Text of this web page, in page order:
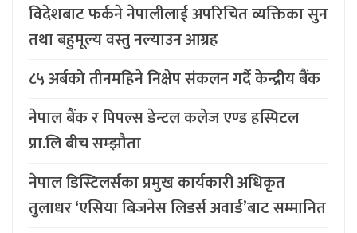
विदेशबाट फर्कने नेपालीलाई अपरिचित व्यक्तिका सुन
तथा बहुमूल्य वस्तु नल्याउन आग्रह
८५ अर्बको तीनमहिने निक्षेप संकलन गर्दै केन्द्रीय बैंक
नेपाल बैंक र पिपल्स डेन्टल कलेज एण्ड हस्पिटल
प्रा.लि बीच सम्झौता
नेपाल डिस्टिलर्सका प्रमुख कार्यकारी अधिकृत
तुलाधर ‘एसिया बिजनेस लिडर्स अवार्ड’बाट सम्मानित